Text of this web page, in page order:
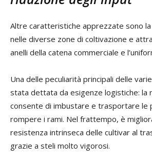
Altre caratteristiche apprezzate sono
nelle diverse zone di coltivazione e
anelli della catena commerciale e
Una delle peculiarità principali delle
stata dettata da esigenze logistiche: la
consente di imbustare e trasportare le
rompere i rami. Nel frattempo, è
resistenza intrinseca delle cultivar al
grazie a steli molto vigorosi.